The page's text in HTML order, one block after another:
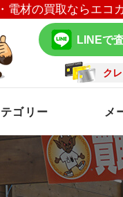
電材の買取ならエコ
LINEで
ク
ゴリー メ